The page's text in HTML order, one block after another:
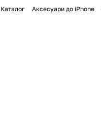
Каталог Аксесуари до iPhone